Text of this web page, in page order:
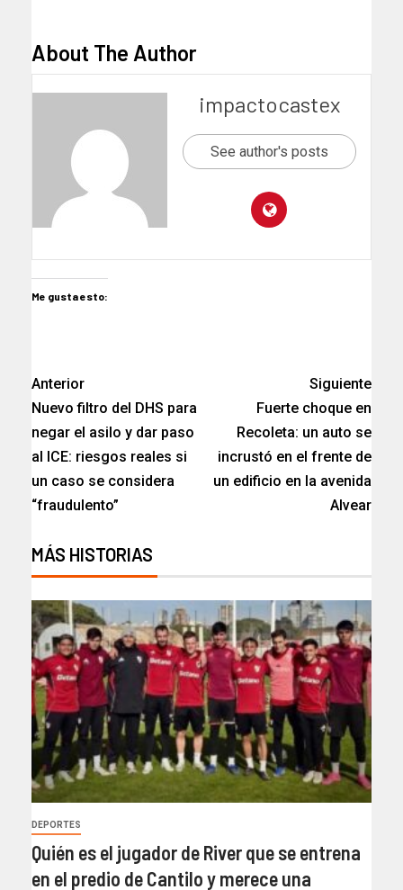
About The Author
impactocastex
See author's posts
Me gusta esto:
Anterior
Nuevo filtro del DHS para
negar el asilo y dar paso
al ICE: riesgos reales si
un caso se considera
“fraudulento”
Siguiente
Fuerte choque en
Recoleta: un auto se
incrustó en el frente de
un edificio en la avenida
Alvear
MÁS HISTORIAS
DEPORTES
Quién es el jugador de River que se entrena
en el predio de Cantilo y merece una